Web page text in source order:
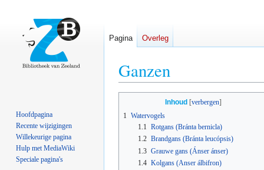
Ganzen
navigatie
springen
zoeken
springen
Inhoud
1 Watervogels
1.1 Rotgans (Bránta bernicla)
1.2 Brandgans (Bránta leucópsis)
1.3 Grauwe gans (Ánser ánser)
1.4 Kolgans (Anser álbifron)
Pagina Overleg
Hoofdpagina
Recente wijzigingen
Willekeurige pagina
Hulp met MediaWiki
Speciale pagina's